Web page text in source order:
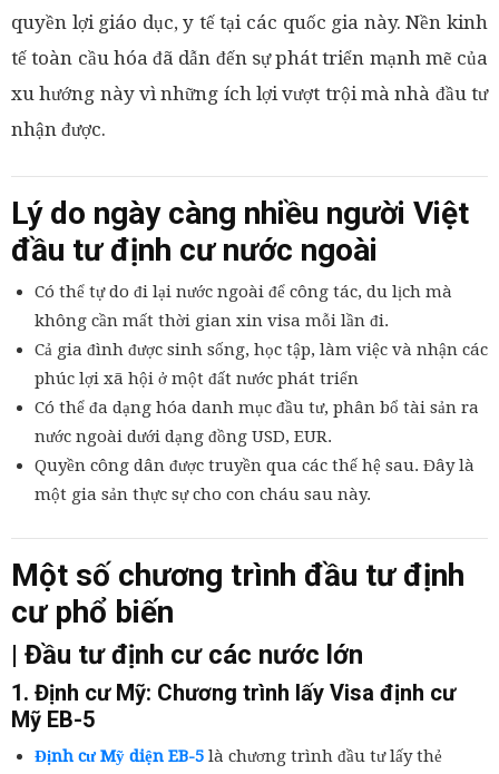
quyền lợi giáo dục, y tế tại các quốc gia này. Nền kinh
tế toàn cầu hóa đã dẫn đến sự phát triển mạnh mẽ của
xu hướng này vì những ích lợi vượt trội mà nhà đầu tư
nhận được.
Lý do ngày càng nhiều người Việt
đầu tư định cư nước ngoài
Có thể tự do đi lại nước ngoài để công tác, du lịch mà
không cần mất thời gian xin visa mỗi lần đi.
Cả gia đình được sinh sống, học tập, làm việc và nhận các
phúc lợi xã hội ở một đất nước phát triển
Có thể đa dạng hóa danh mục đầu tư, phân bổ tài sản ra
nước ngoài dưới dạng đồng USD, EUR.
Quyền công dân được truyền qua các thế hệ sau. Đây là
một gia sản thực sự cho con cháu sau này.
Một số chương trình đầu tư định
cư phổ biến
| Đầu tư định cư các nước lớn
1. Định cư Mỹ: Chương trình lấy Visa định cư
Mỹ EB-5
Định cư Mỹ diện EB-5 là chương trình đầu tư lấy thẻ